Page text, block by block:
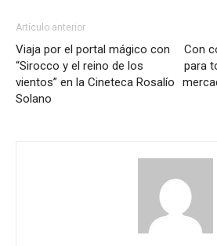
Artículo anterior
Viaja por el portal mágico con
“Sirocco y el reino de los
vientos” en la Cineteca Rosalío
Solano
Con
para